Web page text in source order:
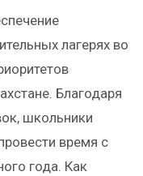
лагерях во
Благодаря
школьники
время с
года. Как